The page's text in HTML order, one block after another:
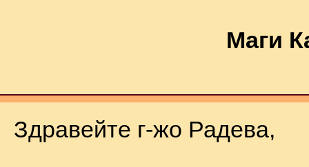
Маги
Здравейте г-жо Радева,